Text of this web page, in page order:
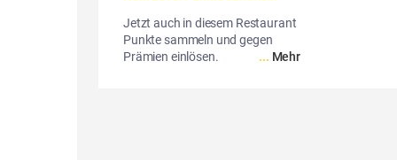
Jetzt auch in diesem Restaurant
Punkte sammeln und gegen
Prämien einlösen.
... Mehr